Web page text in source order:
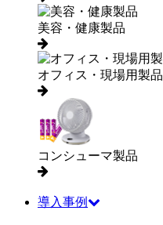
美容・健康製品
オフィス・現場用製品
コンシューマ製品
導入事例